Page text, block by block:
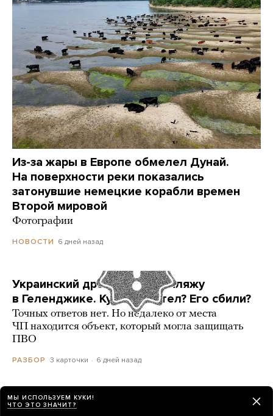
Из-за жары в Европе обмелел Дунай.
На поверхности реки показались
затонувшие немецкие корабли времен
Второй мировой
Фотографии
НОВОСТИ 6 дней назад
Украинский дрон попал по пляжу
в Геленджике. Куда он летел? Его сбили?
Точных ответов нет. Но недалеко от места
ЧП находится объект, который могла защищать
ПВО
РАЗБОР 3 карточки 6 дней назад
МЫ ИСПОЛЬЗУЕМ КУКИ!
ЧТО ЭТО ЗНАЧИТ?